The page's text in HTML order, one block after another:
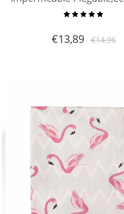
lavanderíapara la
Almacenamiento de
€13,89 €14,96